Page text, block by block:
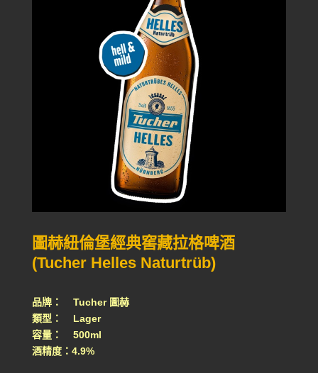
圖赫紐倫堡經典窖藏拉格啤酒
(Tucher Helles Naturtrüb)
品牌： Tucher 圖赫
類型： Lager
容量： 500ml
酒精度：4.9%